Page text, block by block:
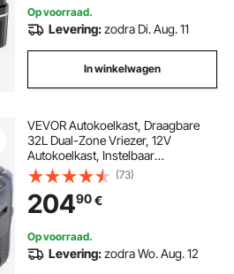
Op voorraad.
Levering:zodra Di. Aug. 11
In winkelwagen
VEVOR Autokoelkast, Draagbare
32L Dual-Zone Vriezer, 12V
Autokoelkast, Instelbaar
Temperatuurbereik van -4℉ tot
68℉, 12/24V DC en 100-240V AC
Compressor Koeler voor Camping,
Camper
(73)
20490€
Op voorraad.
Levering:zodra Wo. Aug. 12